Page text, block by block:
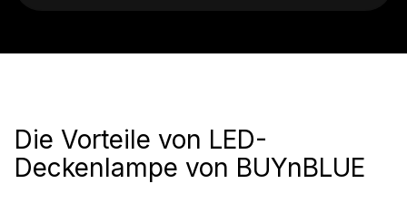
Die Vorteile von LED-
Deckenlampe von BUYnBLUE